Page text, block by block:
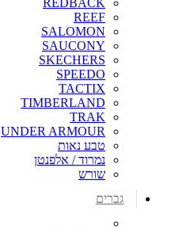
REEF
SALOMON
SAUCONY
SKECHERS
SPEEDO
TACTIX
TIMBERLAND
TRAK
UNDER ARMOUR
טבע נאות
נמרוד / אלפנטן
שורש
גברים